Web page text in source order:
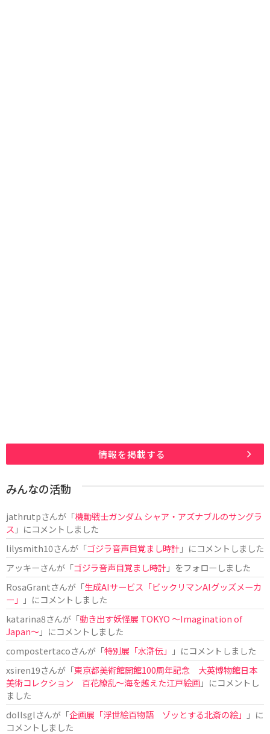
情報を掲載する
みんなの活動
jathrutpさんが「機動戦士ガンダム シャア・アズナブルのサングラ
ス 」にコメントしました
lilysmith10さんが「ゴジラ音声目覚まし時計」にコメントしました
アッキーさんが「ゴジラ音声目覚まし時計」をフォローしました
RosaGrantさんが「生成AIサービス「ビックリマンAIグッズメーカ
ー」
」にコメントしました
katarina8さんが「動き出す妖怪展 TOKYO 〜Imagination of
Japan〜」にコメントしました
compostertacoさんが「特別展「水滸伝」
」にコメントしました
xsiren19さんが「東京都美術館開館100周年記念 大英博物館日本
美術コレクション 百花繚乱～海を越えた江戸絵画」にコメントし
ました
dollsglさんが「企画展「浮世絵百物語 ゾッとする北斎の絵」
」に
コメントしました